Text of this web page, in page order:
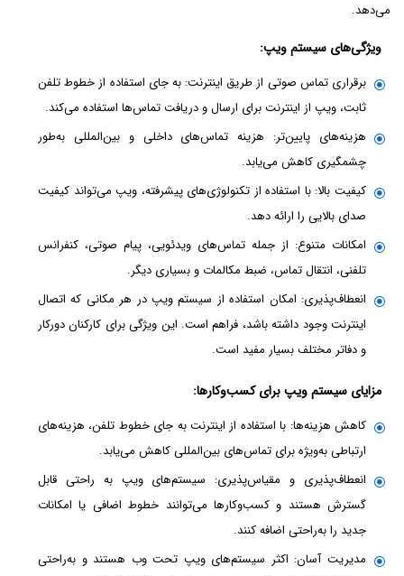
می‌دهد.
ویژگی‌های سیستم ویپ:
برقراری تماس صوتی از طریق اینترنت: به جای استفاده از خطوط تلفن
ثابت، ویپ از اینترنت برای ارسال و دریافت تماس‌ها استفاده می‌کند.
هزینه‌های پایین‌تر: هزینه تماس‌های داخلی و بین‌المللی به‌طور
چشمگیری کاهش می‌یابد.
کیفیت بالا: با استفاده از تکنولوژی‌های پیشرفته، ویپ می‌تواند کیفیت
صدای بالایی را ارائه دهد.
امکانات متنوع: از جمله تماس‌های ویدئویی، پیام صوتی، کنفرانس
تلفنی، انتقال تماس، ضبط مکالمات و بسیاری دیگر.
انعطاف‌پذیری: امکان استفاده از سیستم ویپ در هر مکانی که اتصال
اینترنت وجود داشته باشد، فراهم است. این ویژگی برای کارکنان دورکار
و دفاتر مختلف بسیار مفید است.
مزایای سیستم ویپ برای کسب‌وکارها:
کاهش هزینه‌ها: با استفاده از اینترنت به جای خطوط تلفن، هزینه‌های
ارتباطی به‌ویژه برای تماس‌های بین‌المللی کاهش می‌یابد.
انعطاف‌پذیری و مقیاس‌پذیری: سیستم‌های ویپ به راحتی قابل
گسترش هستند و کسب‌وکارها می‌توانند خطوط اضافی یا امکانات
جدید را به‌راحتی اضافه کنند.
مدیریت آسان: اکثر سیستم‌های ویپ تحت وب هستند و به‌راحتی